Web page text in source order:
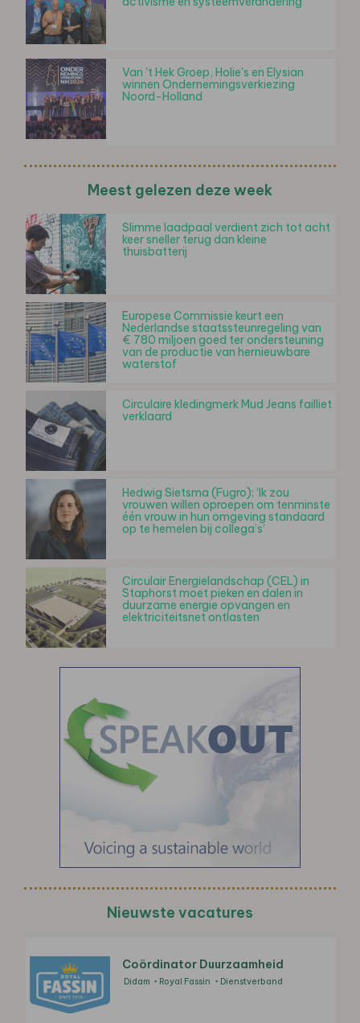
Van 't Hek Groep, Holie's en Elysian
winnen Ondernemingsverkiezing
Noord-Holland
Meest gelezen deze week
Slimme laadpaal verdient zich tot acht
keer sneller terug dan kleine
thuisbatterij
Europese Commissie keurt een
Nederlandse staatssteunregeling van
€ 780 miljoen goed ter ondersteuning
van de productie van hernieuwbare
waterstof
Circulaire kledingmerk Mud Jeans failliet
verklaard
Hedwig Sietsma (Fugro): ‘Ik zou
vrouwen willen oproepen om tenminste
één vrouw in hun omgeving standaard
op te hemelen bij collega’s’
Circulair Energielandschap (CEL) in
Staphorst moet pieken en dalen in
duurzame energie opvangen en
elektriciteitsnet ontlasten
Nieuwste vacatures
Coördinator Duurzaamheid
Didam Royal Fassin Dienstverband